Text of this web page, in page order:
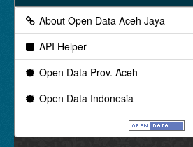
About Open Data Aceh Jaya
API Helper
Open Data Prov. Aceh
Open Data Indonesia